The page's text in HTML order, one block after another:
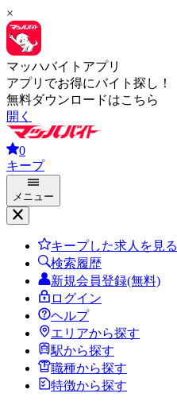
×
マッハバイトアプリ
アプリでお得にバイト探し！
無料ダウンロードはこちら
開く
0
キープ
メニュー
キープした求人を見る
検索履歴
新規会員登録(無料)
ログイン
ヘルプ
エリアから探す
駅から探す
職種から探す
特徴から探す